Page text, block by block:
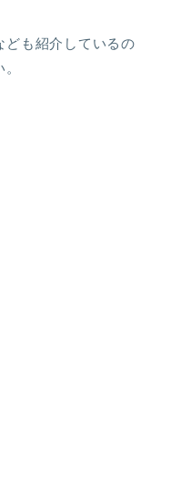
ども紹介しているの